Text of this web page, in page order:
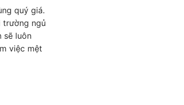
quý giá.
trường ngủ
sẽ luôn
việc mệt